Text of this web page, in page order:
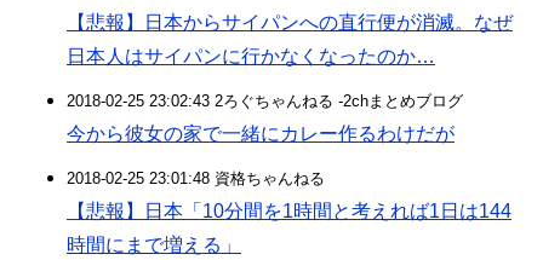
【悲報】日本からサイパンへの直行便が消滅。なぜ
日本人はサイパンに行かなくなったのか…
2018-02-25 23:02:43 2ろぐちゃんねる -2chまとめブログ
今から彼女の家で一緒にカレー作るわけだが
2018-02-25 23:01:48 資格ちゃんねる
【悲報】日本「10分間を1時間と考えれば1日は144
時間にまで増える」